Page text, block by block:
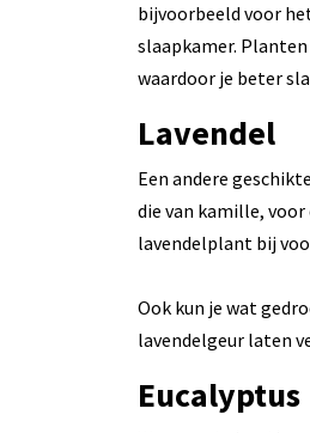
bijvoorbeeld voor
slaapkamer.
waardoor je beter
Lavendel
Een andere
die van kamille,
lavendelplant bij
Ook kun je wat
lavendelgeur laten
Eucalyptus